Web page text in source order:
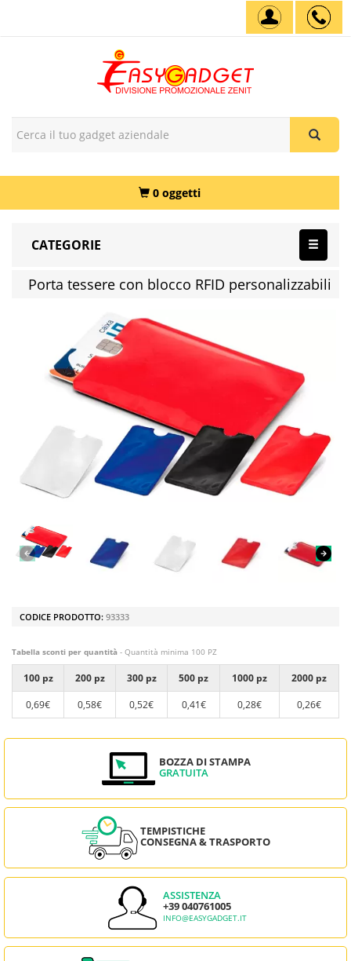
0 oggetti
CATEGORIE
Porta tessere con blocco RFID personalizzabili
CODICE PRODOTTO: 93333
Tabella sconti per quantità - Quantità minima 100 PZ
100 pz 200 pz 300 pz 500 pz 1000 pz
2000 pz
0,69€
0,58€ 0,52€ 0,41€ 0,28€ 0,26€
BOZZA DI STAMPA
GRATUITA
TEMPISTICHE
CONSEGNA & TRASPORTO
ASSISTENZA
+39 040761005
INFO@EASYGADGET.IT